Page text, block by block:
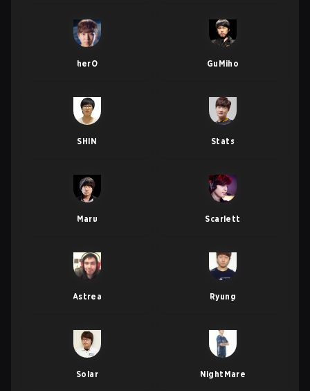
herO GuMiho
SHIN Stats
Maru Scarlett
Astrea Ryung
Solar NightMare